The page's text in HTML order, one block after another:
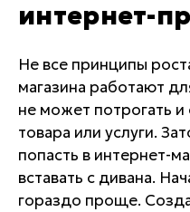
Пн-пт. с
Все
интернет-
Не все принципы
магазина работают
не может потрогать
товара или услуги.
попасть в интернет-
вставать с дивана.
гораздо проще.